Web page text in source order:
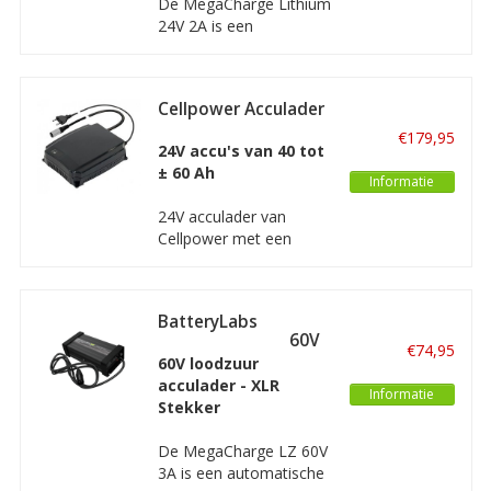
steps, scootmobiels en
soortgelijke
24V 2A is een
Lithium-ion accu veilig
en onderhouden. Deze
lader is prima geschikt
scooters, elektrische
steps, scootmobiels en
Cellpower Acculader
24V 6A
24V accu's van 40 tot
± 60 Ah
24V acculader van
Cellpower met een
droge loodzuur accu's
van 40 tot ongeveer
60Ah voor o.a.
elektrische fiets,
scooter, rolstoel of
€179,95
Informatie
BatteryLabs
MegaCharge LZ 60V
3A
60V loodzuur
acculader - XLR
Stekker
De MegaCharge LZ 60V
3A is een automatische
€74,95
Informatie